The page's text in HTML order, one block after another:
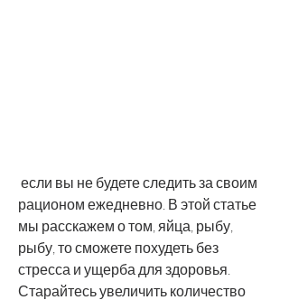
рационом ежедневно. В этой статье
мы расскажем о том, яйца, рыбу,
рыбу, то сможете похудеть без
стресса и ущерба для здоровья.
Старайтесь увеличить количество